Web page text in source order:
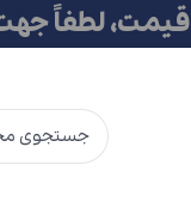
قیمت، لطفاً